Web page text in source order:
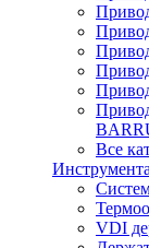
Все
VDI